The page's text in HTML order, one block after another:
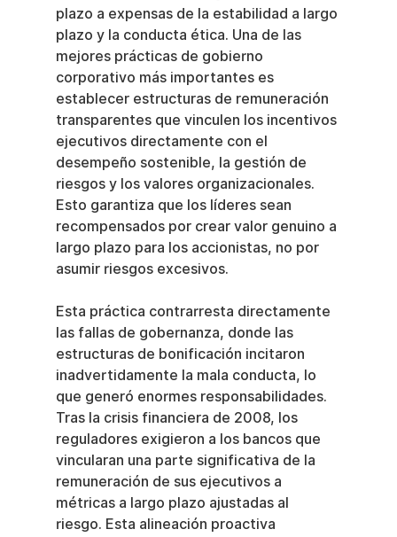
plazo a expensas de la estabilidad a largo
plazo y la conducta ética. Una de las
mejores prácticas de gobierno
corporativo más importantes es
establecer estructuras de remuneración
transparentes que vinculen los incentivos
ejecutivos directamente con el
desempeño sostenible, la gestión de
riesgos y los valores organizacionales.
Esto garantiza que los líderes sean
recompensados por crear valor genuino a
largo plazo para los accionistas, no por
asumir riesgos excesivos.
Esta práctica contrarresta directamente
las fallas de gobernanza, donde las
estructuras de bonificación incitaron
inadvertidamente la mala conducta, lo
que generó enormes responsabilidades.
Tras la crisis financiera de 2008, los
reguladores exigieron a los bancos que
vincularan una parte significativa de la
remuneración de sus ejecutivos a
métricas a largo plazo ajustadas al
riesgo. Esta alineación proactiva